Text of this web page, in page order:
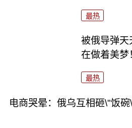
最热
被俄导弹天
在做着美梦
最热
电商哭晕：俄乌互相砸\"饭